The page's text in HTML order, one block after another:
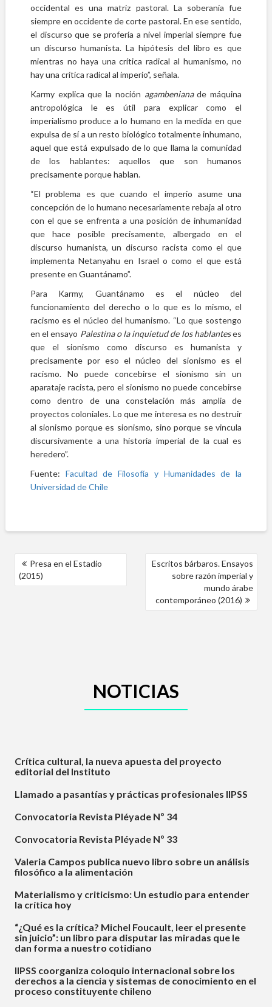
occidental es una matriz pastoral. La soberanía fue
siempre en occidente de corte pastoral. En ese sentido,
el discurso que se profería a nivel imperial siempre fue
un discurso humanista. La hipótesis del libro es que
mientras no haya una crítica radical al humanismo, no
hay una crítica radical al imperio”, señala.
Karmy explica que la noción agambenianade máquina
antropológica le es útil para explicar como el
imperialismo produce a lo humano en la medida en que
expulsa de sí a un resto biológico totalmente inhumano,
aquel que está expulsado de lo que llama la comunidad
de los hablantes: aquellos que son humanos
precisamente porque hablan.
“El problema es que cuando el imperio asume una
concepción de lo humano necesariamente rebaja al otro
con el que se enfrenta a una posición de inhumanidad
que hace posible precisamente, albergado en el
discurso humanista, un discurso racista como el que
implementa Netanyahu en Israel o como el que está
presente en Guantánamo”.
Para Karmy, Guantánamo es el núcleo del
funcionamiento del derecho o lo que es lo mismo, el
racismo es el núcleo del humanismo. “Lo que sostengo
en el ensayo Palestina o la inquietud de los hablanteses
que el sionismo como discurso es humanista y
precisamente por eso el núcleo del sionismo es el
racismo. No puede concebirse el sionismo sin un
aparataje racista, pero el sionismo no puede concebirse
como dentro de una constelación más amplia de
proyectos coloniales. Lo que me interesa es no destruir
al sionismo porque es sionismo, sino porque se vincula
discursivamente a una historia imperial de la cual es
heredero”.
Fuente: Facultad de Filosofía y Humanidades de la
Universidad de Chile
O
T
N
Presa en el Estadio
(2015)
Escritos bárbaros. Ensayos
sobre razón imperial y
mundo árabe
contemporáneo (2016)
NOTICIAS
Crítica cultural, la nueva apuesta del proyecto
editorial del Instituto
Llamado a pasantías y prácticas profesionales IIPSS
Convocatoria Revista Pléyade Nº 34
Convocatoria Revista Pléyade Nº 33
Valeria Campos publica nuevo libro sobre un análisis
filosófico a la alimentación
Materialismo y criticismo: Un estudio para entender
la crítica hoy
“¿Qué es la crítica? Michel Foucault, leer el presente
sin juicio”: un libro para disputar las miradas que le
dan forma a nuestro cotidiano
IIPSS coorganiza coloquio internacional sobre los
derechos a la ciencia y sistemas de conocimiento en el
proceso constituyente chileno